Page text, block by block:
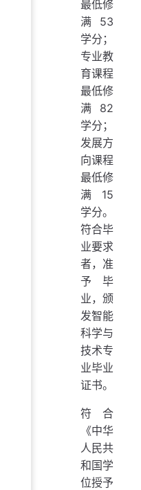
最低修
满 53
学分；
专业教
育课程
最低修
满 82
学分；
发展方
向课程
最低修
满 15
学分。
符合毕
业要求
者，准
予毕
业，颁
发智能
科学与
技术专
业毕业
证书。
符合
《中华
人民共
和国学
位授予